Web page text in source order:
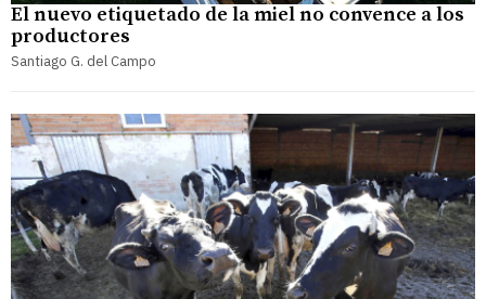
El nuevo etiquetado de la miel no convence a los
productores
Santiago G. del Campo